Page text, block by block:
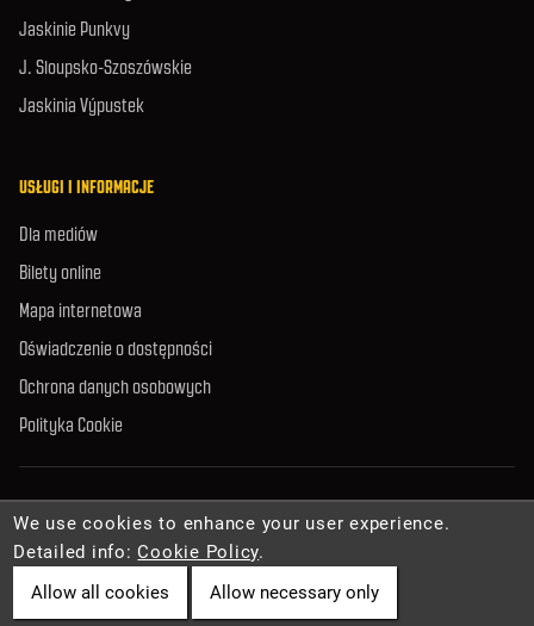
Jaskinie Punkvy
J. Sloupsko-Szoszówskie
Jaskinia Výpustek
USŁUGI I INFORMACJE
Dla mediów
Bilety online
Mapa internetowa
Oświadczenie o dostępności
Ochrona danych osobowych
Polityka Cookie
© 2026 Zarząd Jaskiń Republiki Czeskiej. Wszelkie prawa zastrzeżone.
Cookies
We use cookies to enhance your user experience.
Detailed info:Cookie Policy.
Allow all cookies
Allow necessary only